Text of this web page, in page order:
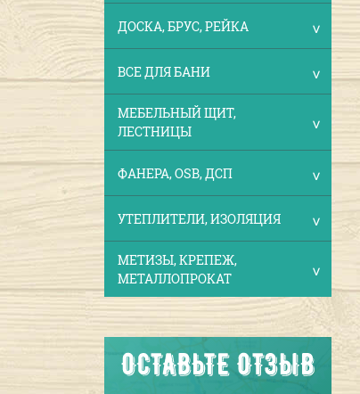
ДОСКА, БРУС, РЕЙКА
ВСЕ ДЛЯ БАНИ
МЕБЕЛЬНЫЙ ЩИТ,
ЛЕСТНИЦЫ
ФАНЕРА, OSB, ДСП
УТЕПЛИТЕЛИ, ИЗОЛЯЦИЯ
МЕТИЗЫ, КРЕПЕЖ,
МЕТАЛЛОПРОКАТ